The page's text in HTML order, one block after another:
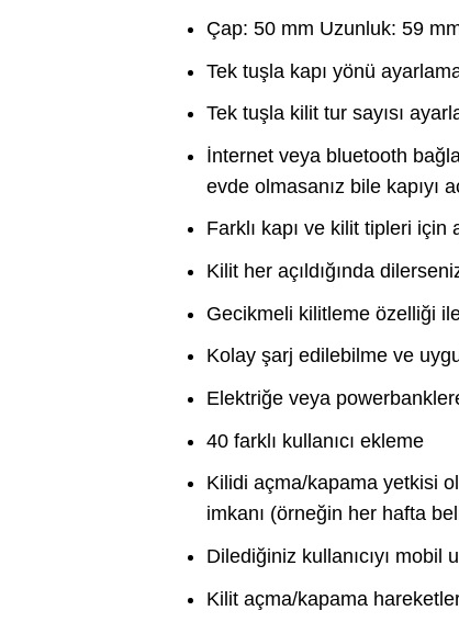
Çap: 50 mm Uzunluk: 59
Tek tuşla kapı yönü
Tek tuşla kilit tur sayısı
İnternet veya bluetooth
evde olmasanız bile kapıyı
Farklı kapı ve kilit tipleri için
Kilit her açıldığında
Gecikmeli kilitleme özelliği
Kolay şarj edilebilme ve
Elektriğe veya
40 farklı kullanıcı ekleme
Kilidi açma/kapama yetkisi
imkanı (örneğin her hafta
Dilediğiniz kullanıcıyı
Kilit açma/kapama